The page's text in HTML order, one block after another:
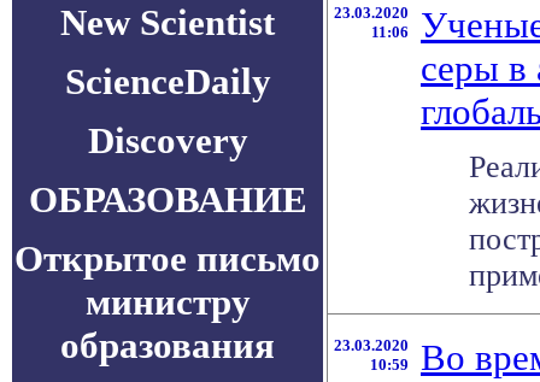
New Scientist
ScienceDaily
Discovery
ОБРАЗОВАНИЕ
Открытое письмо
министру
образования
23.03.2020
11:06
серы в
23.03.2020
10:59
Во